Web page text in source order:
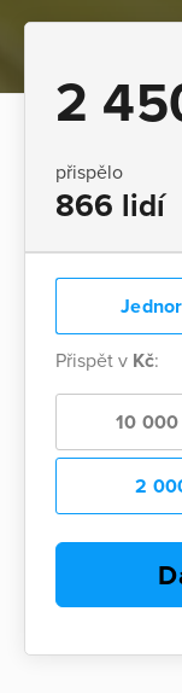
2
přispělo
866 lidí
Přispět v Kč:
10 000
2